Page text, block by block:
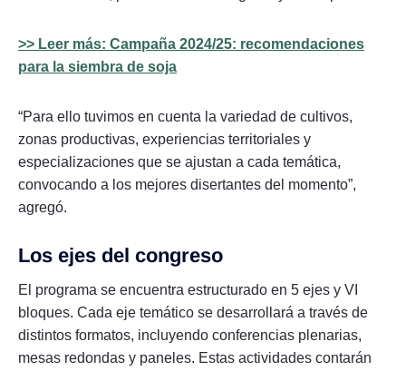
>> Leer más: Campaña 2024/25: recomendaciones
para la siembra de soja
“Para ello tuvimos en cuenta la variedad de cultivos,
zonas productivas, experiencias territoriales y
especializaciones que se ajustan a cada temática,
convocando a los mejores disertantes del momento”,
agregó.
Los ejes del congreso
El programa se encuentra estructurado en 5 ejes y VI
bloques. Cada eje temático se desarrollará a través de
distintos formatos, incluyendo conferencias plenarias,
mesas redondas y paneles. Estas actividades contarán